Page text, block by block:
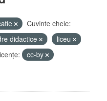
Cuvinte cheie:
didactice
liceu
cc-by